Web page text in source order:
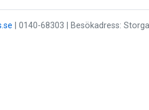
| 0140-68303 | Besökadress: